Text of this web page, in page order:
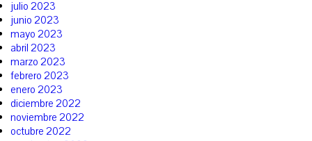
julio 2023
junio 2023
mayo 2023
abril 2023
marzo 2023
febrero 2023
enero 2023
diciembre 2022
noviembre 2022
octubre 2022